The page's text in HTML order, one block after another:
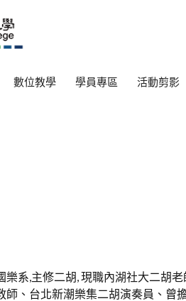
數位教學 學員專區 活動剪影
系,主修二胡, 現職內湖社大二胡
師、台北新潮樂集二胡演奏員、曾